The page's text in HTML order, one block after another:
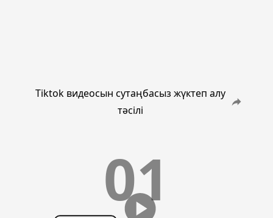
Tiktok видеосын сутаңбасыз жүктеп алу
тәсілі
01